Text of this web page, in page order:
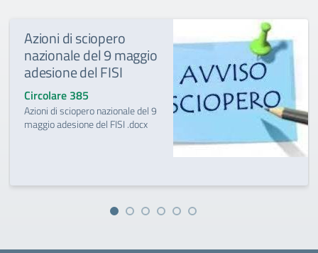
Azioni di sciopero
nazionale del 9 maggio
adesione del FISI
Circolare 385
Azioni di sciopero nazionale del 9
maggio adesione del FISI .docx